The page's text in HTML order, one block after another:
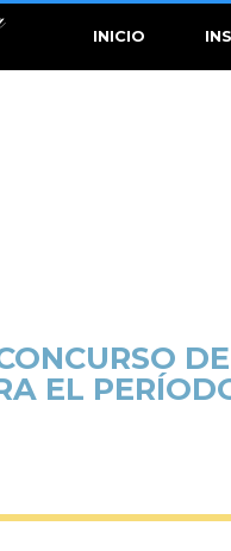
INICIO
EL